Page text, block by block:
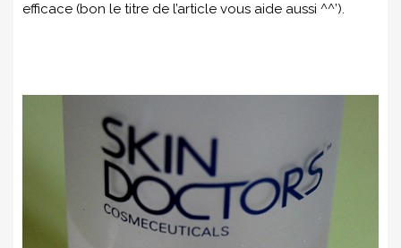
efficace (bon le titre de l’article vous aide aussi ^^’).